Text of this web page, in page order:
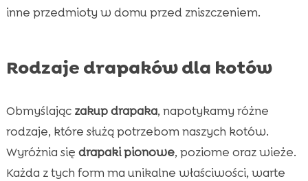
inne przedmioty w domu przed zniszczeniem.
Rodzaje drapaków dla kotów
Obmyślając zakup drapaka, napotykamy różne
rodzaje, które służą potrzebom naszych kotów.
Wyróżnia się drapaki pionowe, poziome oraz wieże.
Każda z tych form ma unikalne właściwości, warte